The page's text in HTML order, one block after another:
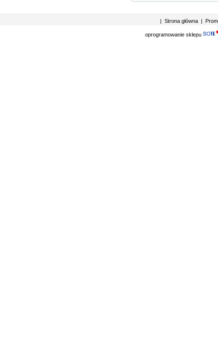
| Strona główna |
oprogramowanie sklepu